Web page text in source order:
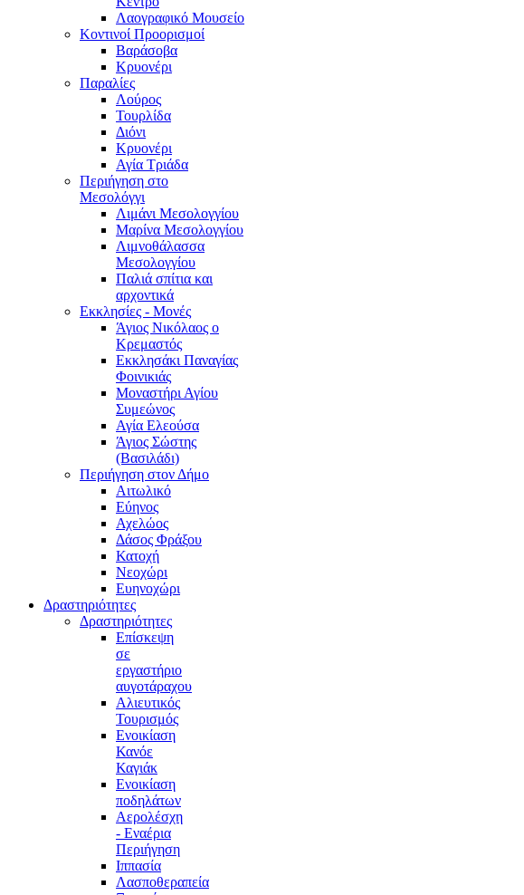
Λαογραφικό Μουσείο
Κοντινοί Προορισμοί
Βαράσοβα
Κρυονέρι
Παραλίες
Λούρος
Τουρλίδα
Διόνι
Κρυονέρι
Αγία Τριάδα
Περιήγηση στο
Μεσολόγγι
Λιμάνι Μεσολογγίου
Μαρίνα Μεσολογγίου
Λιμνοθάλασσα
Μεσολογγίου
Παλιά σπίτια και
αρχοντικά
Εκκλησίες - Μονές
Άγιος Νικόλαος ο
Κρεμαστός
Εκκλησάκι Παναγίας
Φοινικιάς
Μοναστήρι Αγίου
Συμεώνος
Αγία Ελεούσα
Άγιος Σώστης
(Βασιλάδι)
Περιήγηση στον Δήμο
Αιτωλικό
Εύηνος
Αχελώος
Δάσος Φράξου
Κατοχή
Νεοχώρι
Ευηνοχώρι
Δραστηριότητες
Δραστηριότητες
Επίσκεψη
σε
εργαστήριο
αυγοτάραχου
Αλιευτικός
Τουρισμός
Ενοικίαση
Κανόε
Καγιάκ
Ενοικίαση
ποδηλάτων
Αερολέσχη
- Εναέρια
Περιήγηση
Ιππασία
Λασποθεραπεία